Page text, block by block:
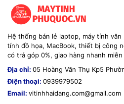
Hệ thống bán lẻ laptop, máy tính
tính đồ họa, MacBook, thiết bị công
có trả góp 0%, giao hàng nhanh miễn
Địa chỉ: 05 Hoàng Văn Thụ Kp5
Điện thoại: 0939979502
Email: vitinhhaidang.com@gmail.com